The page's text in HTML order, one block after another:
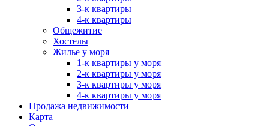
3-к квартиры
4-к квартиры
Общежитие
Хостелы
Жилье у моря
1-к квартиры у моря
2-к квартиры у моря
3-к квартиры у моря
4-к квартиры у моря
Продажа недвижимости
Карта